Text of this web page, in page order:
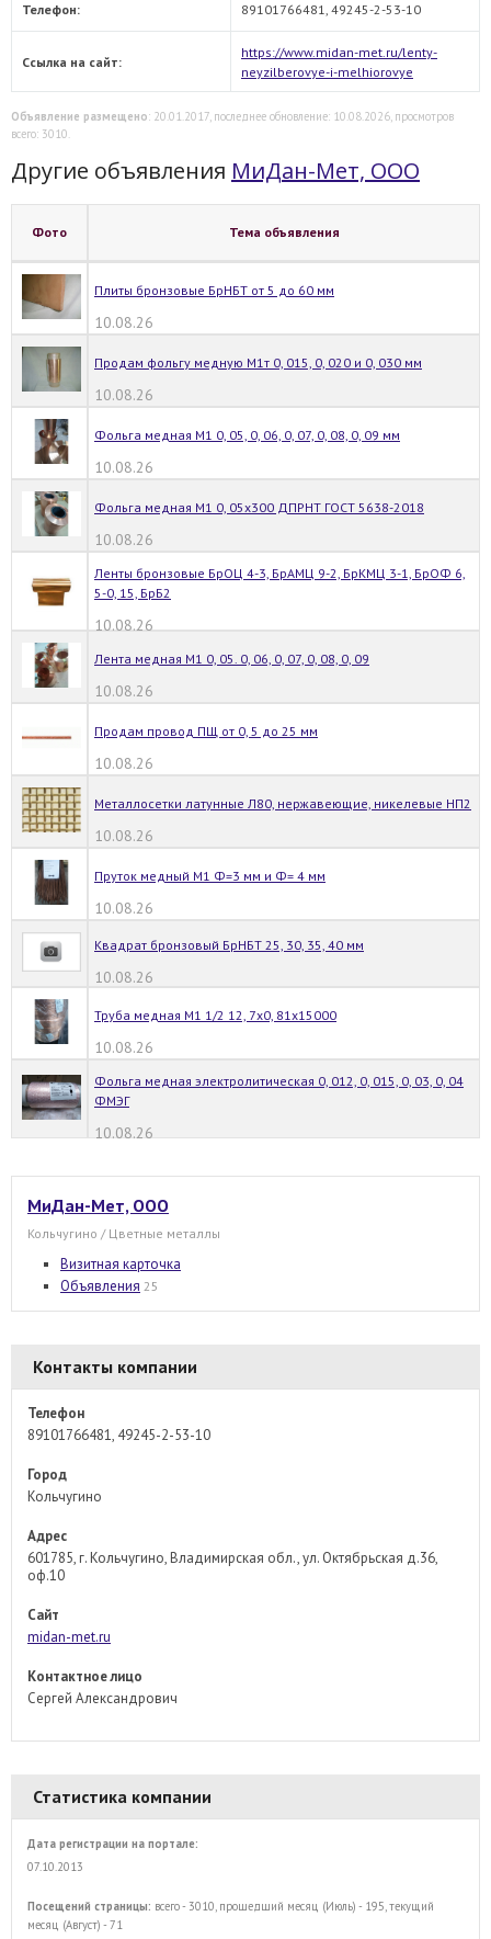
Телефон: 89101766481, 49245-2-53-10
Ссылка на сайт:
https://www.midan-met.ru/lenty-
neyzilberovye-i-melhiorovye
Объявление размещено: 20.01.2017, последнее обновление: 10.08.2026, просмотров
всего: 3010.
Другие объявления МиДан-Мет, ООО
Фото Тема объявления
Плиты бронзовые БрНБТ от 5 до 60 мм
10.08.26
Продам фольгу медную М1т 0, 015, 0, 020 и 0, 030 мм
10.08.26
Фольга медная М1 0, 05, 0, 06, 0, 07, 0, 08, 0, 09 мм
10.08.26
Фольга медная М1 0, 05х300 ДПРНТ ГОСТ 5638-2018
10.08.26
Ленты бронзовые БрОЦ 4-3, БрАМЦ 9-2, БрКМЦ 3-1, БрОФ 6,
5-0, 15, БрБ2
10.08.26
Лента медная М1 0, 05. 0, 06, 0, 07, 0, 08, 0, 09
10.08.26
Продам провод ПЩ от 0, 5 до 25 мм
10.08.26
Металлосетки латунные Л80, нержавеющие, никелевые НП2
10.08.26
Пруток медный М1 Ф=3 мм и Ф= 4 мм
10.08.26
Квадрат бронзовый БрНБТ 25, 30, 35, 40 мм
10.08.26
Труба медная М1 1/2 12, 7х0, 81х15000
10.08.26
Фольга медная электролитическая 0, 012, 0, 015, 0, 03, 0, 04
ФМЭГ
10.08.26
МиДан-Мет, ООО
Кольчугино / Цветные металлы
Визитная карточка
Объявления 25
Контакты компании
Телефон
89101766481, 49245-2-53-10
Город
Кольчугино
Адрес
601785, г. Кольчугино, Владимирская обл., ул. Октябрьская д.36,
оф.10
Сайт
midan-met.ru
Контактное лицо
Сергей Александрович
Статистика компании
Дата регистрации на портале:
07.10.2013
Посещений страницы: всего - 3010, прошедший месяц (Июль) - 195, текущий
месяц (Август) - 71